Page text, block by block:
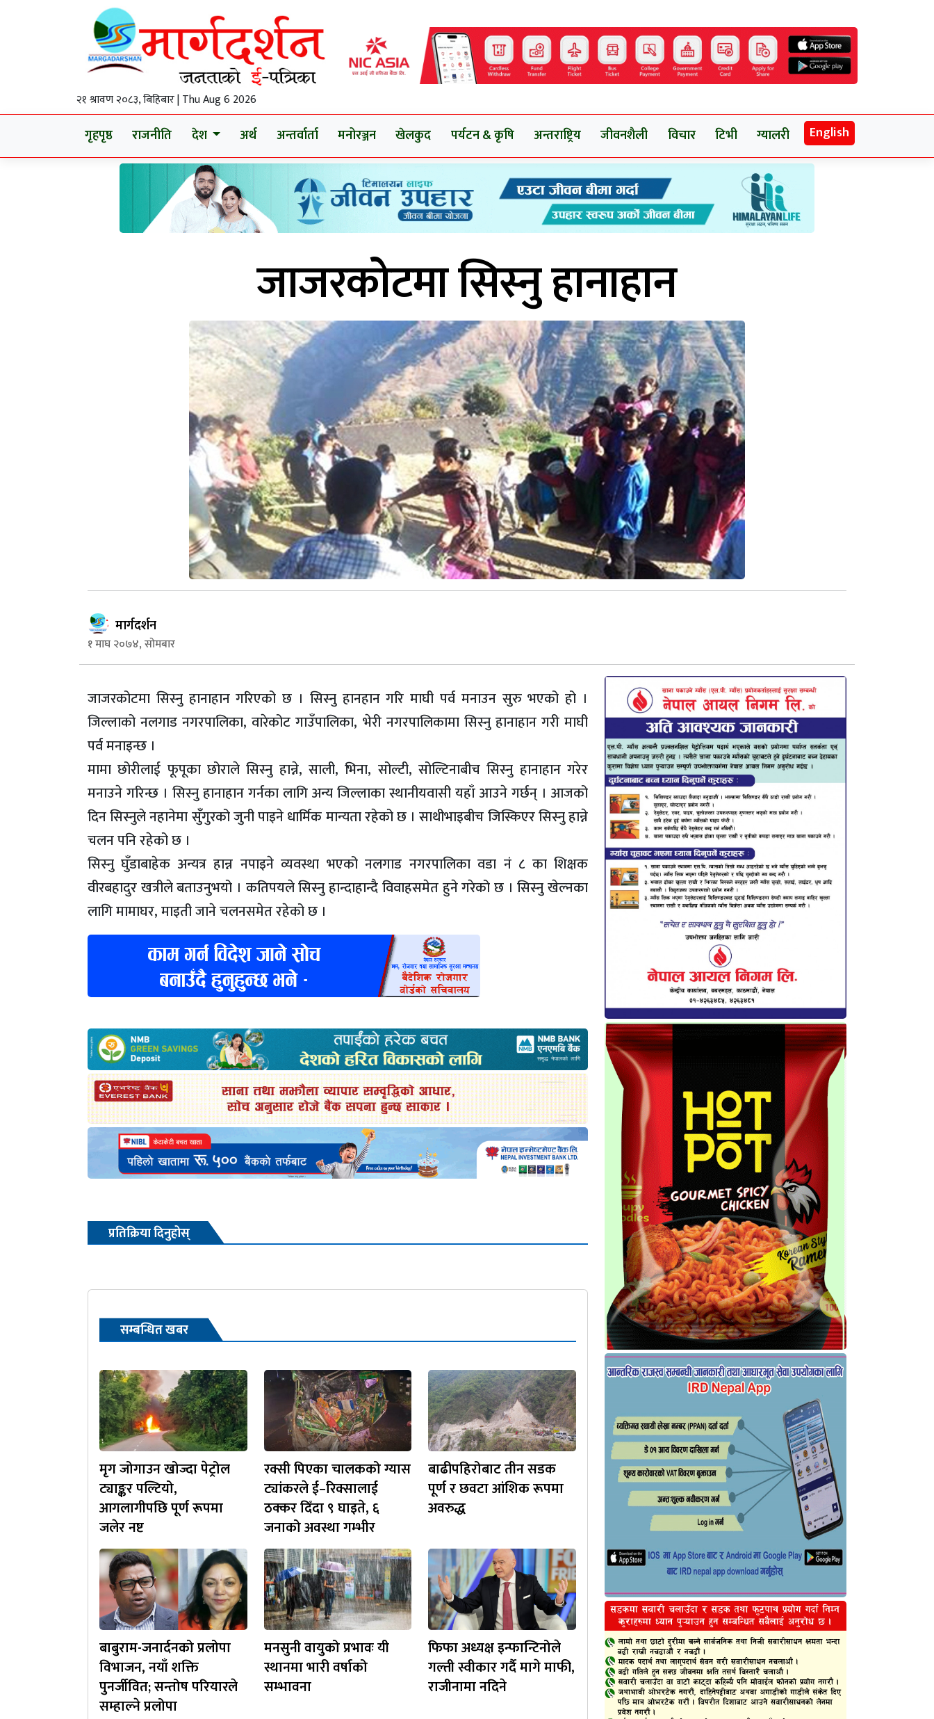
२१ श्रावण २०८३, बिहिबार | Thu Aug 6 2026
गृहपृष्ठ राजनीति देश अर्थ अन्तर्वार्ता मनोरञ्जन खेलकुद पर्यटन & कृषि अन्तराष्ट्रिय जीवनशैली विचार टिभी ग्यालरी English
जाजरकोटमा सिस्नु हानाहान
मार्गदर्शन
१ माघ २०७४, सोमबार
जाजरकोटमा सिस्नु हानाहान गरिएको छ । सिस्नु हानहान गरि माघी पर्व मनाउन सुरु भएको हो ।
जिल्लाको नलगाड नगरपालिका, वारेकोट गाउँपालिका, भेरी नगरपालिकामा सिस्नु हानाहान गरी माघी
पर्व मनाइन्छ ।
मामा छोरीलाई फूपूका छोराले सिस्नु हान्ने, साली, भिना, सोल्टी, सोल्टिनाबीच सिस्नु हानाहान गरेर
मनाउने गरिन्छ । सिस्नु हानाहान गर्नका लागि अन्य जिल्लाका स्थानीयवासी यहाँ आउने गर्छन् । आजको
दिन सिस्नुले नहानेमा सुँगुरको जुनी पाइने धार्मिक मान्यता रहेको छ । साथीभाइबीच जिस्किएर सिस्नु हान्ने
चलन पनि रहेको छ ।
सिस्नु घुँडाबाहेक अन्यत्र हान्न नपाइने व्यवस्था भएको नलगाड नगरपालिका वडा नं ८ का शिक्षक
वीरबहादुर खत्रीले बताउनुभयो । कतिपयले सिस्नु हान्दाहान्दै विवाहसमेत हुने गरेको छ । सिस्नु खेल्नका
लागि मामाघर, माइती जाने चलनसमेत रहेको छ ।
प्रतिक्रिया दिनुहोस्
सम्बन्धित खबर
मृग जोगाउन खोज्दा पेट्रोल
ट्याङ्कर पल्टियो,
आगलागीपछि पूर्ण रूपमा
जलेर नष्ट
रक्सी पिएका चालकको ग्यास
ट्यांकरले ई–रिक्सालाई
ठक्कर दिँदा ९ घाइते, ६
जनाको अवस्था गम्भीर
बाढीपहिरोबाट तीन सडक
पूर्ण र छवटा आंशिक रूपमा
अवरुद्ध
बाबुराम-जनार्दनको प्रलोपा
विभाजन, नयाँ शक्ति
पुनर्जीवित; सन्तोष परियारले
सम्हाल्ने प्रलोपा
मनसुनी वायुको प्रभावः यी
स्थानमा भारी वर्षाको
सम्भावना
फिफा अध्यक्ष इन्फान्टिनोले
गल्ती स्वीकार गर्दै मागे माफी,
राजीनामा नदिने